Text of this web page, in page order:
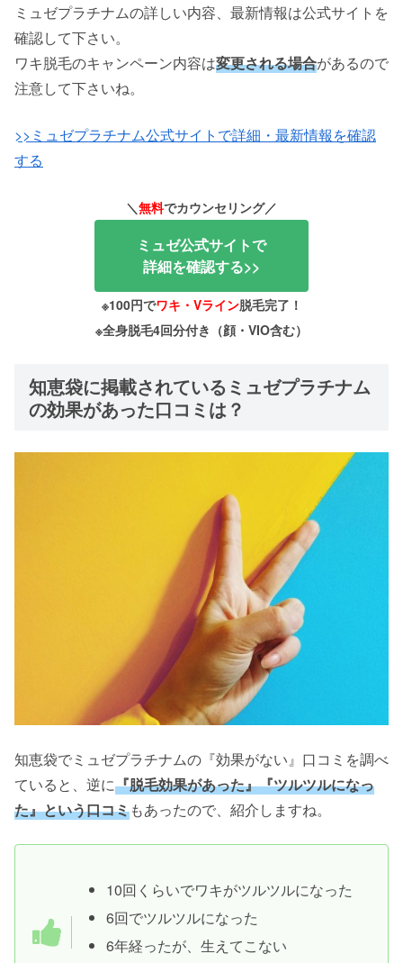
ミュゼプラチナムの詳しい内容、最新情報は公式サイトを
確認して下さい。
ワキ脱毛のキャンペーン内容は変更される場合があるので
注意して下さいね。
>>ミュゼプラチナム公式サイトで詳細・最新情報を確認
する
＼無料でカウンセリング／
ミュゼ公式サイトで
詳細を確認する>>
※100円でワキ・Vライン脱毛完了！
※全身脱毛4回分付き（顔・VIO含む）
知恵袋に掲載されているミュゼプラチナム
の効果があった口コミは？
知恵袋でミュゼプラチナムの『効果がない』口コミを調べ
ていると、逆に『脱毛効果があった』『ツルツルになっ
た』という口コミもあったので、紹介しますね。
10回くらいでワキがツルツルになった
6回でツルツルになった
6年経ったが、生えてこない